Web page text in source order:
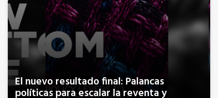
El nuevo resultado final: Palancas
políticas para escalar la reventa y